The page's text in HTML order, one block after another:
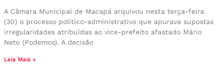
A Câmara Municipal de Macapá arquivou nesta terça-feira
(30) o processo político-administrativo que apurava supostas
irregularidades atribuídas ao vice-prefeito afastado Mário
Neto (Podemos). A decisão
Leia Mais »